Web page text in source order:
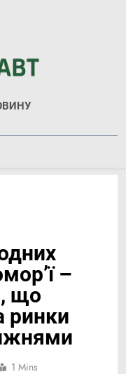
Агробізнесу
–
що
ринки
1 Mins